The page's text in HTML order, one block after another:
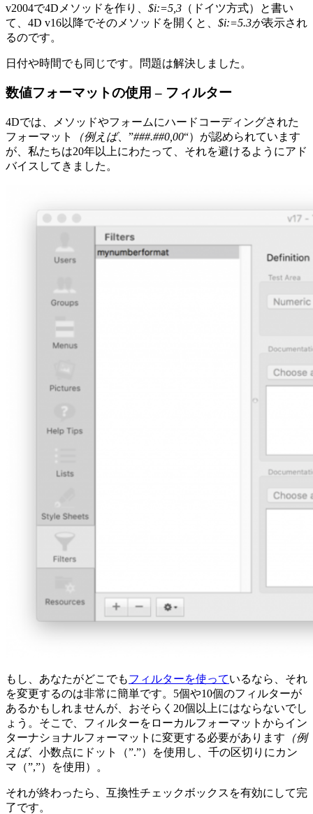
v2004で4Dメソッドを作り、 $i:=5,3 （ドイツ方式）と書い
て、4D v16以降でそのメソッドを開くと、 $i:=5.3が表示され
るのです。
日付や時間でも同じです。問題は解決しました。
数値フォーマットの使用 – フィルター
4Dでは、メソッドやフォームにハードコーディングされた
フォーマット
（例えば、”###.##0,00“）が認められています
が、私たちは20年以上にわたって、それを避けるようにアド
バイスしてきました。
もし、あなたがどこでもフィルターを使っているなら、それ
を変更するのは非常に簡単です。5個や10個のフィルターが
あるかもしれませんが、おそらく20個以上にはならないでし
ょう。そこで、フィルターをローカルフォーマットからイン
ターナショナルフォーマットに変更する必要があります （例
えば、小数点にドット（”.”）を使用し、千の区切りにカン
マ（”,”）を使用）。
それが終わったら、互換性チェックボックスを有効にして完
了です。